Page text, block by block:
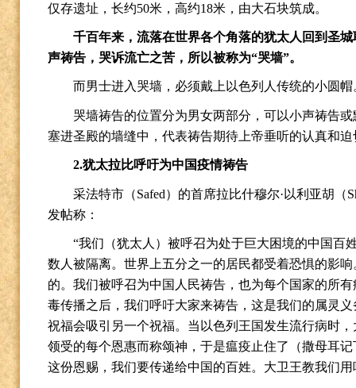
仅存遗址，长约50米，高约18米，由大石块筑成。
千百年来，流落在世界各个角落的犹太人回到圣
声祷告，哭诉流亡之苦，所以被称为“哭墙”。
而男士进入哭墙，必须戴上以色列人传统的小圆帽
哭墙祷告的位置分为男女两部分，可以小声祷告
塞进圣殿的墙缝中，代表祷告期待上帝垂听的认真和
2.犹太拉比呼吁为中国疫情祷告
采法特市（Safed）的首席拉比什穆尔· 以利亚胡（
发帖称：
“我们（犹太人）被呼召为处于巨大困境的中国百
数人被隔离。世界上五分之一的居民都受着恐惧的影
的。我们被呼召为中国人民祷告，也为每个国家的所
毒传播之后，我们呼吁大家来祷告，这是我们的属灵
祝福会吸引另一个祝福。当以色列王国发生流行病时
领受的每个恩惠而称颂神，于是瘟疫止住了（撒母耳记
这份恩赐，我们要传递给中国的百姓。大卫王教我们